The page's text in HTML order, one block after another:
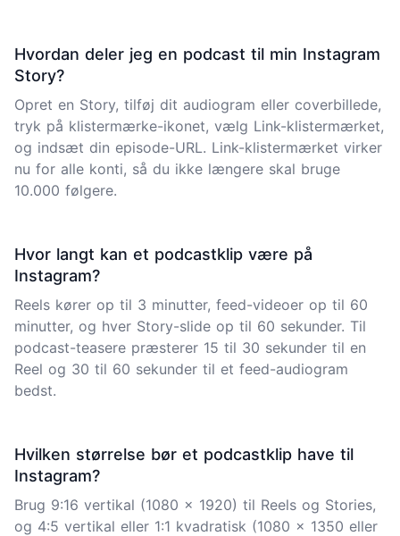
Hvordan deler jeg en podcast til min Instagram
Story?
Opret en Story, tilføj dit audiogram eller coverbillede,
tryk på klistermærke-ikonet, vælg Link-klistermærket,
og indsæt din episode-URL. Link-klistermærket virker
nu for alle konti, så du ikke længere skal bruge
10.000 følgere.
Hvor langt kan et podcastklip være på
Instagram?
Reels kører op til 3 minutter, feed-videoer op til 60
minutter, og hver Story-slide op til 60 sekunder. Til
podcast-teasere præsterer 15 til 30 sekunder til en
Reel og 30 til 60 sekunder til et feed-audiogram
bedst.
Hvilken størrelse bør et podcastklip have til
Instagram?
Brug 9:16 vertikal (1080 x 1920) til Reels og Stories,
og 4:5 vertikal eller 1:1 kvadratisk (1080 x 1350 eller